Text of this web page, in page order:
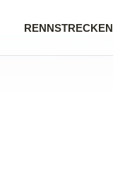
RENNSTRECKEN